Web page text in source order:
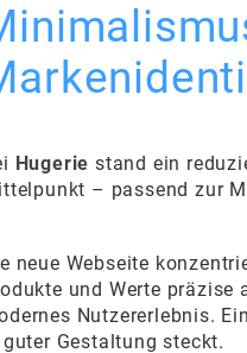
Hugerie stand ein
– passend zur
neue Webseite
und Werte
Nutzererlebnis.
Gestaltung steckt.